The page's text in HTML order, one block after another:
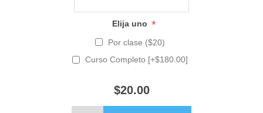
Elija uno *
Por clase ($20)
Curso Completo [+$180.00]
$20.00